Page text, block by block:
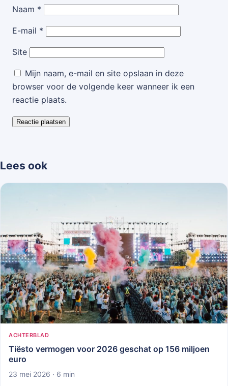
Naam *
E-mail *
Site
Mijn naam, e-mail en site opslaan in deze
browser voor de volgende keer wanneer ik een
reactie plaats.
Lees ook
ACHTERBLAD
Tiësto vermogen voor 2026 geschat op 156 miljoen
euro
23 mei 2026 · 6 min